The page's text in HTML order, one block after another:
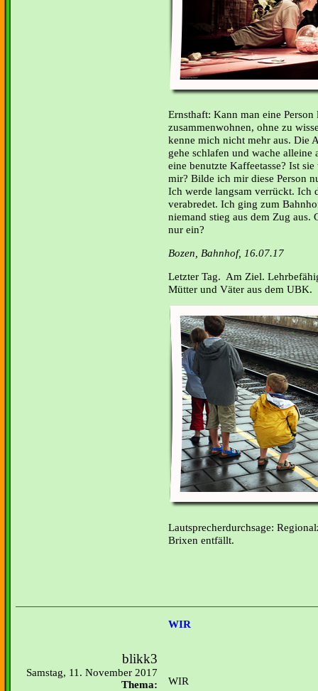
Ernsthaft: Kann man eine
zusammenwohnen, ohne zu
kenne mich nicht mehr aus. Die
gehe schlafen und wache
eine benutzte Kaffeetasse? Ist
mir? Bilde ich mir diese Person
Ich werde langsam verrückt. Ich
verabredet. Ich ging zum
niemand stieg aus dem Zug aus.
nur ein?
Bozen, Bahnhof, 16.07.17
Letzter Tag. Am Ziel.
Mütter und Väter aus dem UBK.
Lautsprecherdurchsage:
Brixen entfällt.
WIR
blikk3
Samstag, 11. November 2017
Thema:
WIR